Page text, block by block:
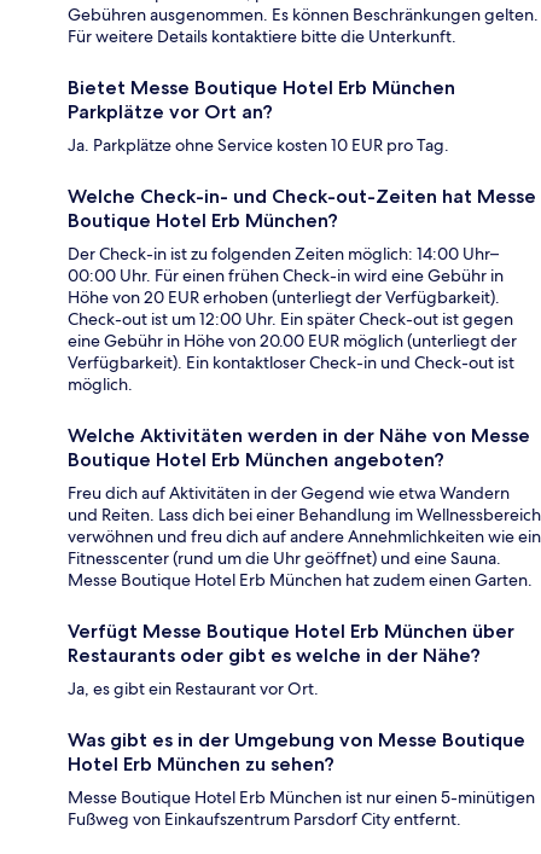
Gebühren ausgenommen. Es können Beschränkungen gelten.
Für weitere Details kontaktiere bitte die Unterkunft.
Bietet Messe Boutique Hotel Erb München
Parkplätze vor Ort an?
Ja. Parkplätze ohne Service kosten 10 EUR pro Tag.
Welche Check-in- und Check-out-Zeiten hat Messe
Boutique Hotel Erb München?
Der Check-in ist zu folgenden Zeiten möglich: 14:00 Uhr–
00:00 Uhr. Für einen frühen Check-in wird eine Gebühr in
Höhe von 20 EUR erhoben (unterliegt der Verfügbarkeit).
Check-out ist um 12:00 Uhr. Ein später Check-out ist gegen
eine Gebühr in Höhe von 20.00 EUR möglich (unterliegt der
Verfügbarkeit). Ein kontaktloser Check-in und Check-out ist
möglich.
Welche Aktivitäten werden in der Nähe von Messe
Boutique Hotel Erb München angeboten?
Freu dich auf Aktivitäten in der Gegend wie etwa Wandern
und Reiten. Lass dich bei einer Behandlung im Wellnessbereich
verwöhnen und freu dich auf andere Annehmlichkeiten wie ein
Fitnesscenter (rund um die Uhr geöffnet) und eine Sauna.
Messe Boutique Hotel Erb München hat zudem einen Garten.
Verfügt Messe Boutique Hotel Erb München über
Restaurants oder gibt es welche in der Nähe?
Ja, es gibt ein Restaurant vor Ort.
Was gibt es in der Umgebung von Messe Boutique
Hotel Erb München zu sehen?
Messe Boutique Hotel Erb München ist nur einen 5-minütigen
Fußweg von Einkaufszentrum Parsdorf City entfernt.